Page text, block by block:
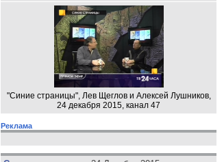
"Синие страницы", Лев Щеглов и Алексей Лушников,
24 декабря 2015, канал 47
Реклама